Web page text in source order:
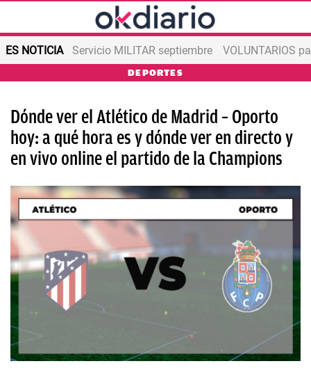
ES NOTICIA Servicio MILITAR septiembre VOLUNTARIOS
DEPORTES
Dónde ver el Atlético de Madrid – Oporto
hoy: a qué hora es y dónde ver en directo y
en vivo online el partido de la Champions